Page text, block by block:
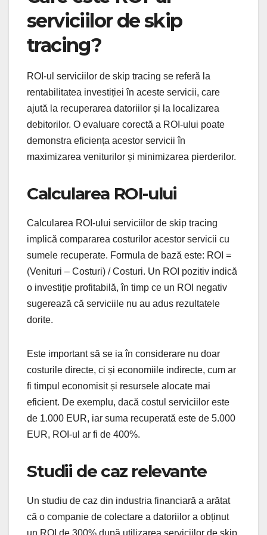
serviciilor de skip
tracing?
ROI-ul serviciilor de skip tracing se referă la
rentabilitatea investiției în aceste servicii, care
ajută la recuperarea datoriilor și la localizarea
debitorilor. O evaluare corectă a ROI-ului poate
demonstra eficiența acestor servicii în
maximizarea veniturilor și minimizarea pierderilor.
Calcularea ROI-ului
Calcularea ROI-ului serviciilor de skip tracing
implică compararea costurilor acestor servicii cu
sumele recuperate. Formula de bază este: ROI =
(Venituri – Costuri) / Costuri. Un ROI pozitiv indică
o investiție profitabilă, în timp ce un ROI negativ
sugerează că serviciile nu au adus rezultatele
dorite.
Este important să se ia în considerare nu doar
costurile directe, ci și economiile indirecte, cum ar
fi timpul economisit și resursele alocate mai
eficient. De exemplu, dacă costul serviciilor este
de 1.000 EUR, iar suma recuperată este de 5.000
EUR, ROI-ul ar fi de 400%.
Studii de caz relevante
Un studiu de caz din industria financiară a arătat
că o companie de colectare a datoriilor a obținut
un ROI de 300% după utilizarea serviciilor de skip